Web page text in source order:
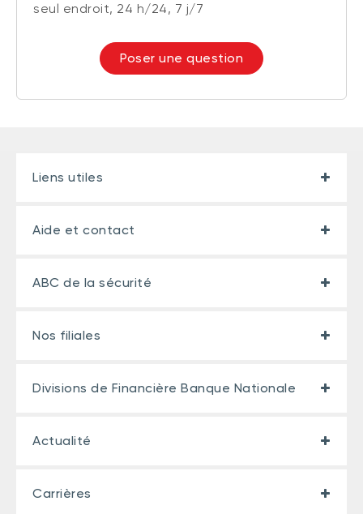
seul endroit, 24 h/24, 7 j/7
Poser une question
Liens utiles
Aide et contact
ABC de la sécurité
Nos filiales
Divisions de Financière Banque Nationale
Actualité
Carrières